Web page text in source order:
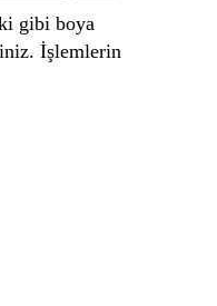
gibi boya
İşlemlerin